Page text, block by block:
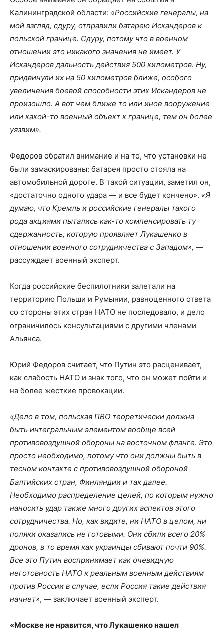
Калининградской области: «Российские генералы, на
мой взгляд, сдуру, отправили батарею Искандеров к
польской границе. Сдуру, потому что в военном
отношении это никакого значения не имеет. У
Искандеров дальность действия 500 километров. Ну,
придвинули их на 50 километров ближе, особого
увеличения боевой способности этих Искандеров не
произошло. А вот чем ближе то или иное вооружение
или какой-то военный объект к границе, тем он более
уязвим».
Федоров обратил внимание и на то, что установки не
были замаскированы: батарея просто стояла на
автомобильной дороге. В такой ситуации, заметил он,
«достаточно одного удара — и все будет кончено». «Я
думаю, что Кремль и российские генералы такого
рода акциями пытались как-то компенсировать ту
сдержанность, которую проявляет Лукашенко в
отношении военного сотрудничества с Западом», —
рассуждает военный эксперт.
Когда российские беспилотники залетали на
территорию Польши и Румынии, равноценного ответа
со стороны этих стран НАТО не последовало, и дело
ограничилось консультациями с другими членами
Альянса.
Юрий Федоров считает, что Путин это расценивает,
как слабость НАТО и знак того, что он может пойти и
на более жесткие провокации.
«Дело в том, польская ПВО теоретически должна
быть интегральным элементом вообще всей
противовоздушной обороны на восточном фланге. Это
просто необходимо, потому что они должны быть в
тесном контакте с противовоздушной обороной
Балтийских стран, Финляндии и так далее.
Необходимо распределение целей, по которым нужно
наносить удар также много других аспектов этого
сотрудничества. Но, как видите, ни НАТО в целом, ни
поляки оказались не готовыми. Они сбили всего 20%
дронов, в то время как украинцы сбивают почти 90%.
Все это Путин воспринимает как очевидную
неготовность НАТО к реальным военным действиям
против России в случае, если Россия такие действия
начнет», — заключает военный эксперт.
«Москве не нравится, что Лукашенко нашел